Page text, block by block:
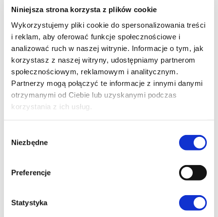
Niniejsza strona korzysta z plików cookie
Wykorzystujemy pliki cookie do spersonalizowania treści
i reklam, aby oferować funkcje społecznościowe i
analizować ruch w naszej witrynie. Informacje o tym, jak
korzystasz z naszej witryny, udostępniamy partnerom
społecznościowym, reklamowym i analitycznym.
Partnerzy mogą połączyć te informacje z innymi danymi
otrzymanymi od Ciebie lub uzyskanymi podczas
korzystania z ich usług.
Niezbędne
Preferencje
Statystyka
Kurs – język polski nauczany w języku
ukraińskim.